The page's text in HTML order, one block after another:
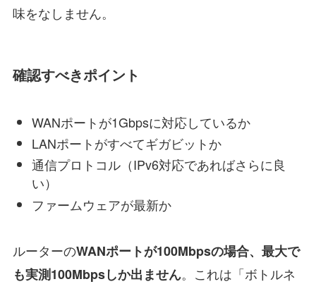
味をなしません。
確認すべきポイント
WANポートが1Gbpsに対応しているか
LANポートがすべてギガビットか
通信プロトコル（IPv6対応であればさらに良
い）
ファームウェアが最新か
ルーターのWANポートが100Mbpsの場合、最大で
も実測100Mbpsしか出ません。これは「ボトルネ